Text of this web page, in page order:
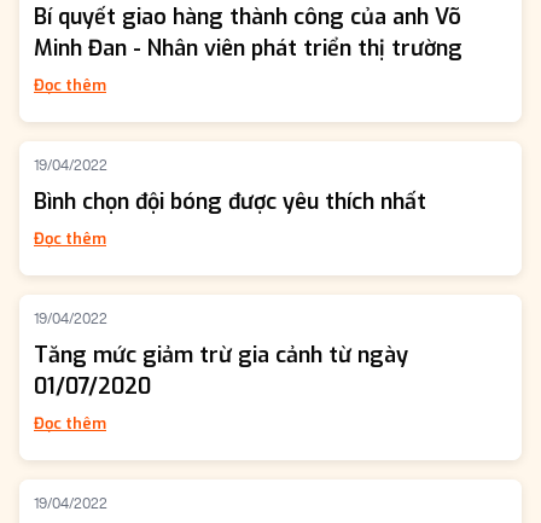
Bí quyết giao hàng thành công của anh Võ
Minh Đan - Nhân viên phát triển thị trường
Đọc thêm
19/04/2022
Bình chọn đội bóng được yêu thích nhất
Đọc thêm
19/04/2022
Tăng mức giảm trừ gia cảnh từ ngày
01/07/2020
Đọc thêm
19/04/2022